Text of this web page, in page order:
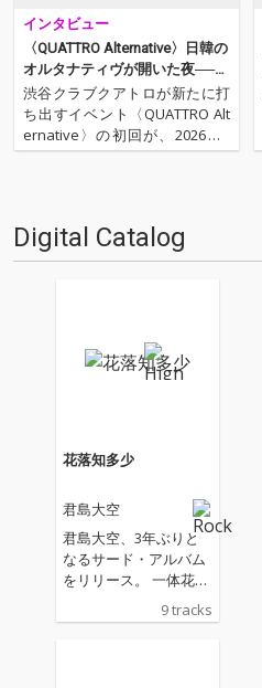
インタビュー
〈QUATTRO Alternative〉日韓の
オルタナティヴが開いた夜──ラ
イブ・レポート＆メール・イン
タビュー
渋谷クラブクアトロが新たに打
ち出すイベント〈QUATTRO Alt
ernative〉の初回が、2026年2
月24日に開催された。2024年の
初来日、昨年のフジロッ…
Digital Catalog
花落知多少
君島大空
君島大空、3年ぶりと
なるサード・アルバム
をリリース。 一体花は
どのくらい散っただろ
うか 肩身を寄せずにそ
9 tracks